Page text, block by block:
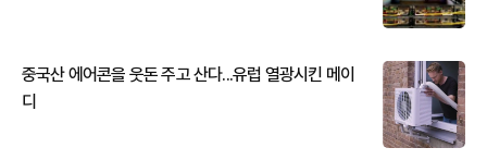
중국산 에어콘을 웃돈 주고 산다...유럽 열광시킨 메이
디